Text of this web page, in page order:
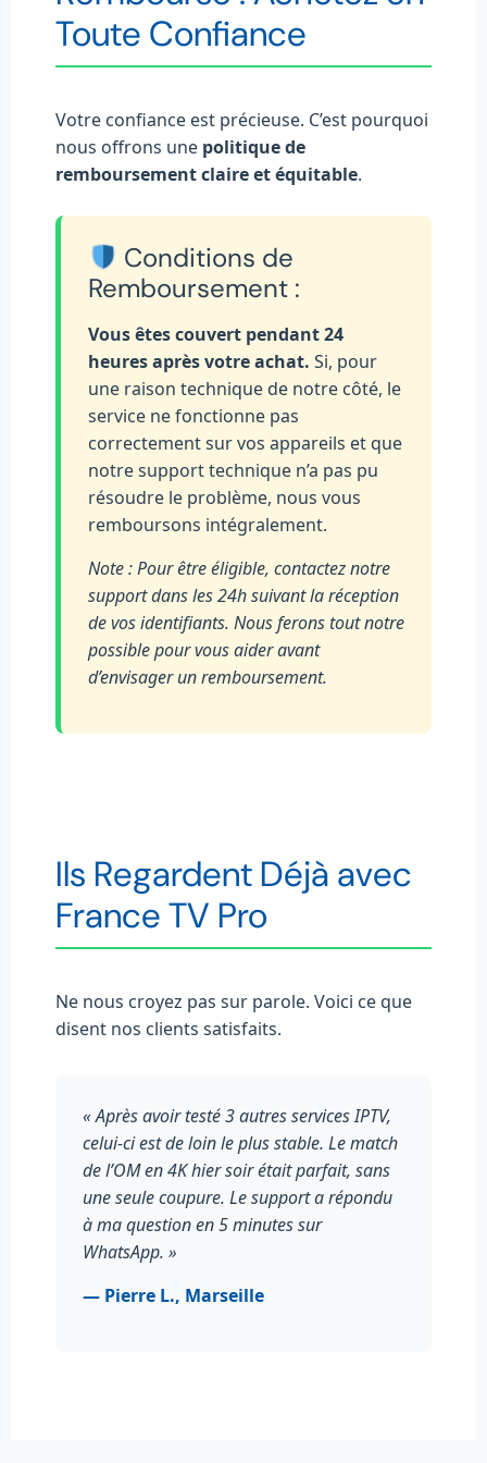
Toute Confiance
Votre confiance est précieuse. C’est pourquoi
nous offrons une politique de
remboursement claire et équitable.
Conditions de
Remboursement :
Vous êtes couvert pendant 24
heures après votre achat. Si, pour
une raison technique de notre côté, le
service ne fonctionne pas
correctement sur vos appareils et que
notre support technique n’a pas pu
résoudre le problème, nous vous
remboursons intégralement.
Note : Pour être éligible, contactez notre
support dans les 24h suivant la réception
de vos identifiants. Nous ferons tout notre
possible pour vous aider avant
d’envisager un remboursement.
Ils Regardent Déjà avec
France TV Pro
Ne nous croyez pas sur parole. Voici ce que
disent nos clients satisfaits.
« Après avoir testé 3 autres services IPTV,
celui-ci est de loin le plus stable. Le match
de l’OM en 4K hier soir était parfait, sans
une seule coupure. Le support a répondu
à ma question en 5 minutes sur
WhatsApp. »
— Pierre L., Marseille